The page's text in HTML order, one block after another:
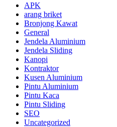
APK
arang briket
Bronjong Kawat
General
Jendela Aluminium
Jendela Sliding
Kanopi
Kontraktor
Kusen Aluminium
Pintu Aluminium
Pintu Kaca
Pintu Sliding
SEO
Uncategorized